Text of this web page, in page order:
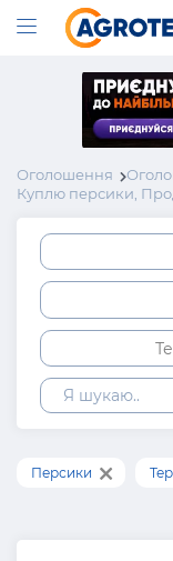
Оголошення
Куплю персики,
Персики